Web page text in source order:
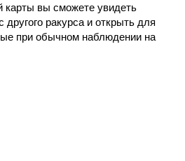
вы сможете увидеть
ракурса и открыть для
при обычном наблюдении на